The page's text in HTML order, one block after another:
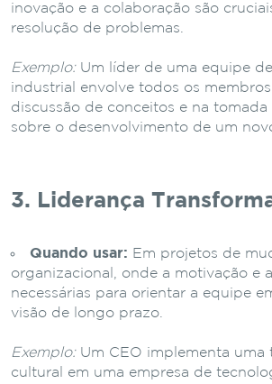
inovação e a colaboração são
resolução de problemas.
Exemplo:Um líder de uma equipe
industrial envolve todos os
discussão de conceitos e na tomada
sobre o desenvolvimento de um
3. Liderança
Quando usar: Em projetos de
organizacional, onde a motivação e
necessárias para orientar a equipe
visão de longo prazo.
Exemplo:Um CEO implementa uma
cultural em uma empresa de